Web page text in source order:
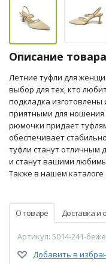
Описание
Летние туфли для
выбор для тех, кто
подкладка изготовлены
приятными для ношения
рюмочки придает
обеспечивает
туфли станут отличным
и станут вашими
Также в нашем
О товаре Доставка и
Артикул: 5014-241-
Добавить в